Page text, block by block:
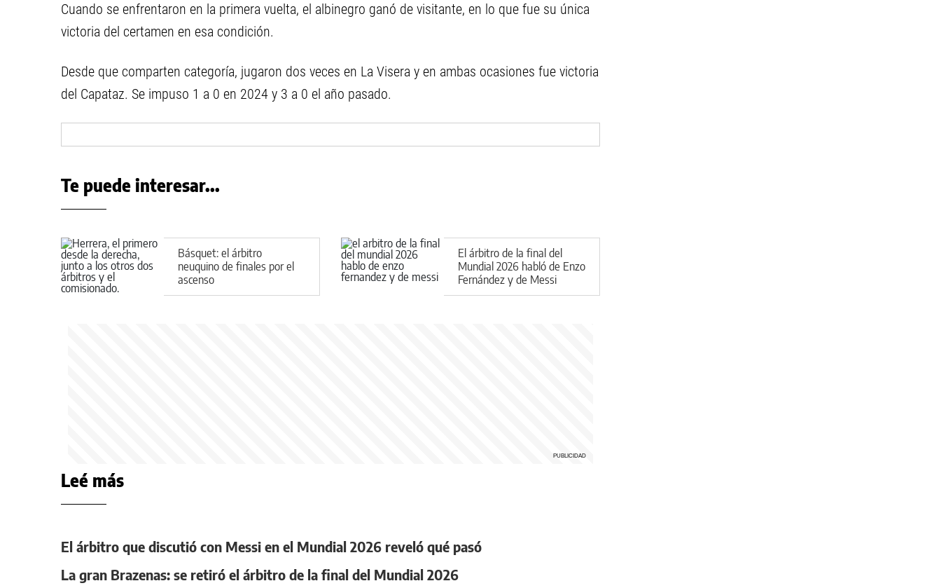
Cuando se enfrentaron en la primera vuelta, el albinegro ganó de visitante, en lo que fue su única
victoria del certamen en esa condición.
Desde que comparten categoría, jugaron dos veces en La Visera y en ambas ocasiones fue victoria
del Capataz. Se impuso 1 a 0 en 2024 y 3 a 0 el año pasado.
Te puede interesar...
Básquet: el árbitro
neuquino de finales por el
ascenso
El árbitro de la final del
Mundial 2026 habló de Enzo
Fernández y de Messi
Leé más
El árbitro que discutió con Messi en el Mundial 2026 reveló qué pasó
La gran Brazenas: se retiró el árbitro de la final del Mundial 2026